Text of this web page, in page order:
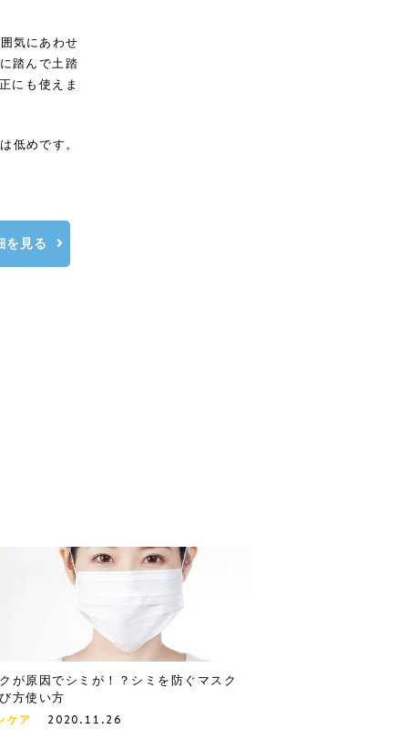
気にあわせ
踏んで土踏
にも使えま
低めです。
を見る
が原因でシミが！？シミを防ぐマスク
方使い方
ケア 2020.11.26